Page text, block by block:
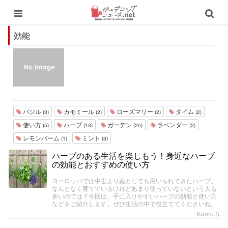
効能
バジル (3) カモミール (2) ローズマリー (2) タイム (2)
使い方 (5) ハーブ (13) ガーデン (25) ラベンダー (2)
レモンバーム (1) ミント (3)
ハーブのある生活を楽しもう！身近なハーブ
の効能とおすすめの使い方
ヨーロッパでは中世より薬としても用いられてきたハーブ。
なんとなく育てているけれどあまり使っていないという人も
多いのでは？今回は、手に入りやすいハーブの効能と使い方
などをご紹介します。ぜひ生活の中で役立ててくださいね。
Kaoru.S